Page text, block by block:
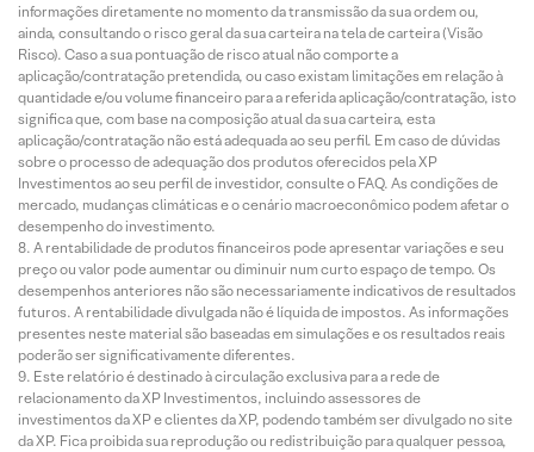
informações diretamente no momento da transmissão da sua ordem ou,
ainda, consultando o risco geral da sua carteira na tela de carteira (Visão
Risco). Caso a sua pontuação de risco atual não comporte a
aplicação/contratação pretendida, ou caso existam limitações em relação à
quantidade e/ou volume financeiro para a referida aplicação/contratação, isto
significa que, com base na composição atual da sua carteira, esta
aplicação/contratação não está adequada ao seu perfil. Em caso de dúvidas
sobre o processo de adequação dos produtos oferecidos pela XP
Investimentos ao seu perfil de investidor, consulte o FAQ. As condições de
mercado, mudanças climáticas e o cenário macroeconômico podem afetar o
desempenho do investimento.
A rentabilidade de produtos financeiros pode apresentar variações e seu
preço ou valor pode aumentar ou diminuir num curto espaço de tempo. Os
desempenhos anteriores não são necessariamente indicativos de resultados
futuros. A rentabilidade divulgada não é líquida de impostos. As informações
presentes neste material são baseadas em simulações e os resultados reais
poderão ser significativamente diferentes.
Este relatório é destinado à circulação exclusiva para a rede de
relacionamento da XP Investimentos, incluindo assessores de
investimentos da XP e clientes da XP, podendo também ser divulgado no site
da XP. Fica proibida sua reprodução ou redistribuição para qualquer pessoa,